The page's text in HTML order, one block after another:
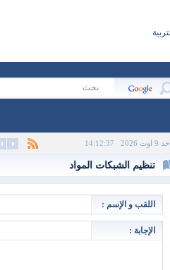
2026
14:12:38
تنظيم الشبكات المواد
اللقب و الإسم :
الإجابة :